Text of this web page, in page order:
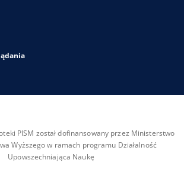
PISM został dofinansowany przez Ministerstwo
Wyższego w ramach programu Działalność
Upowszechniająca Naukę